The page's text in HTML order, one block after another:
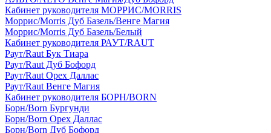
Кабинет руководителя МОРРИС/MORRIS
Моррис/Morris Дуб Базель/Венге Магия
Моррис/Morris Дуб Базель/Белый
Кабинет руководителя РАУТ/RAUT
Раут/Raut Бук Тиара
Раут/Raut Дуб Бофорд
Раут/Raut Орех Даллас
Раут/Raut Венге Магия
Кабинет руководителя БОРН/BORN
Борн/Born Бургунди
Борн/Born Орех Даллас
Борн/Born Дуб Бофорд